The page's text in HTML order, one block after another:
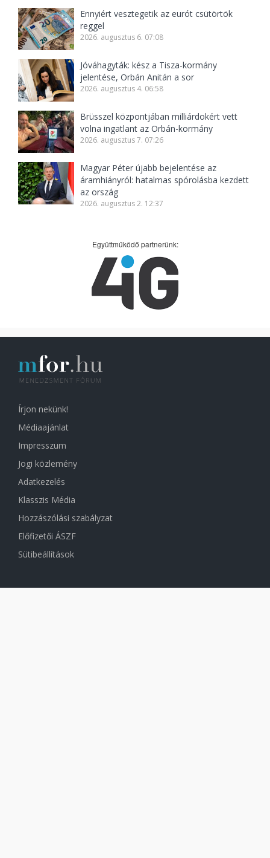
Ennyiért vesztegetik az eurót csütörtök
reggel
2026. augusztus 6. 07:08
Jóváhagyták: kész a Tisza-kormány
jelentése, Orbán Anitán a sor
2026. augusztus 4. 06:58
Brüsszel központjában milliárdokért vett
volna ingatlant az Orbán-kormány
2026. augusztus 7. 07:26
Magyar Péter újabb bejelentése az
áramhiányról: hatalmas spórolásba kezdett
az ország
2026. augusztus 2. 12:37
Együttműködő partnerünk:
Írjon nekünk!
Médiaajánlat
Impresszum
Jogi közlemény
Adatkezelés
Klasszis Média
Hozzászólási szabályzat
Előfizetői ÁSZF
Sütibeállítások